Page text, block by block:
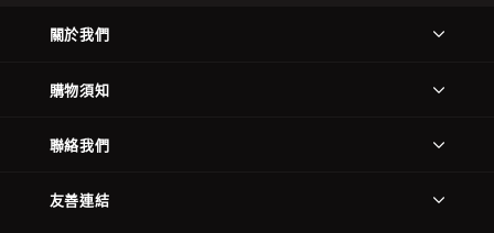
關於我們
購物須知
聯絡我們
友善連結